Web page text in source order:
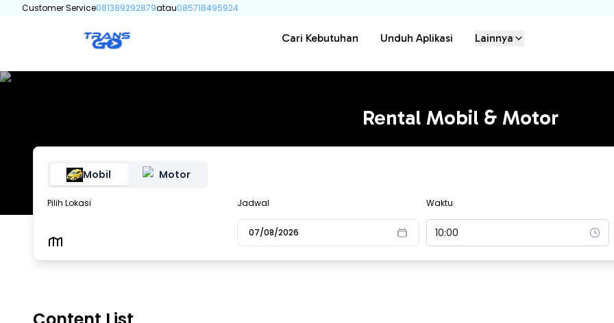
Customer Service081389292879atau085718495924
Cari Kebutuhan Unduh Aplikasi Lainnya
Rental Mobil & Motor
Mobil Motor
Pilih Lokasi Jadwal
07/08/2026
Waktu
10:00